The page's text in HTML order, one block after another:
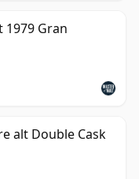
1979 Gran
alt Double Cask